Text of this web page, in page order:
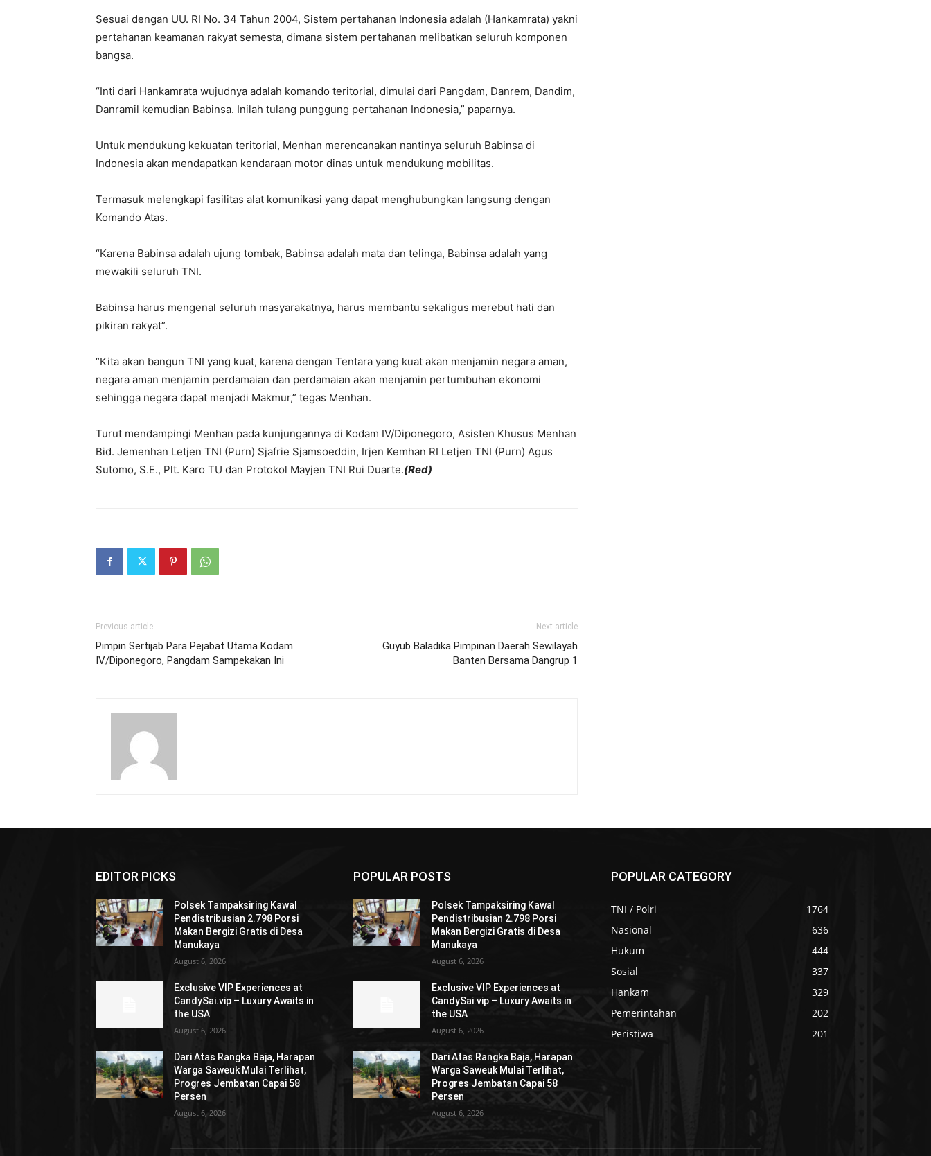
Sesuai dengan UU. RI No. 34 Tahun 2004, Sistem pertahanan Indonesia adalah (Hankamrata) yakni
pertahanan keamanan rakyat semesta, dimana sistem pertahanan melibatkan seluruh komponen
bangsa.
“Inti dari Hankamrata wujudnya adalah komando teritorial, dimulai dari Pangdam, Danrem, Dandim,
Danramil kemudian Babinsa. Inilah tulang punggung pertahanan Indonesia,” paparnya.
Untuk mendukung kekuatan teritorial, Menhan merencanakan nantinya seluruh Babinsa di
Indonesia akan mendapatkan kendaraan motor dinas untuk mendukung mobilitas.
Termasuk melengkapi fasilitas alat komunikasi yang dapat menghubungkan langsung dengan
Komando Atas.
“Karena Babinsa adalah ujung tombak, Babinsa adalah mata dan telinga, Babinsa adalah yang
mewakili seluruh TNI.
Babinsa harus mengenal seluruh masyarakatnya, harus membantu sekaligus merebut hati dan
pikiran rakyat”.
“Kita akan bangun TNI yang kuat, karena dengan Tentara yang kuat akan menjamin negara aman,
negara aman menjamin perdamaian dan perdamaian akan menjamin pertumbuhan ekonomi
sehingga negara dapat menjadi Makmur,” tegas Menhan.
Turut mendampingi Menhan pada kunjungannya di Kodam IV/Diponegoro, Asisten Khusus Menhan
Bid. Jemenhan Letjen TNI (Purn) Sjafrie Sjamsoeddin, Irjen Kemhan RI Letjen TNI (Purn) Agus
Sutomo, S.E., Plt. Karo TU dan Protokol Mayjen TNI Rui Duarte.(Red)
Previous article
Pimpin Sertijab Para Pejabat Utama Kodam
IV/Diponegoro, Pangdam Sampekakan Ini
Next article
Guyub Baladika Pimpinan Daerah Sewilayah
Banten Bersama Dangrup 1
EDITOR PICKS
Polsek Tampaksiring Kawal
Pendistribusian 2.798 Porsi
Makan Bergizi Gratis di Desa
Manukaya
August 6, 2026
Exclusive VIP Experiences at
CandySai.vip – Luxury Awaits in
the USA
August 6, 2026
Dari Atas Rangka Baja, Harapan
Warga Saweuk Mulai Terlihat,
Progres Jembatan Capai 58
Persen
August 6, 2026
POPULAR POSTS
Polsek Tampaksiring Kawal
Pendistribusian 2.798 Porsi
Makan Bergizi Gratis di Desa
Manukaya
August 6, 2026
Exclusive VIP Experiences at
CandySai.vip – Luxury Awaits in
the USA
August 6, 2026
Dari Atas Rangka Baja, Harapan
Warga Saweuk Mulai Terlihat,
Progres Jembatan Capai 58
Persen
August 6, 2026
POPULAR CATEGORY
TNI / Polri
1764
Nasional
636
Hukum
444
Sosial
337
Hankam
329
Pemerintahan
202
Peristiwa
201